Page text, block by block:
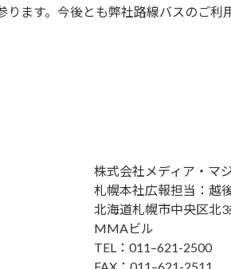
ます。今後とも弊社路線バスのご利
株式会社メディア・マ
札幌本社広報担当：越
北海道札幌市中央区北
MMAビル
TEL：011–621-2500